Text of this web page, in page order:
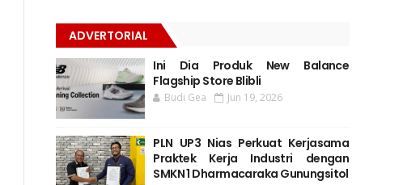
ADVERTORIAL
Ini Dia Produk New Balance
Flagship Store Blibli
Budi Gea Jun 19, 2026
PLN UP3 Nias Perkuat Kerjasama
Praktek Kerja Industri dengan
SMKN 1 Dharmacaraka Gunungsitol